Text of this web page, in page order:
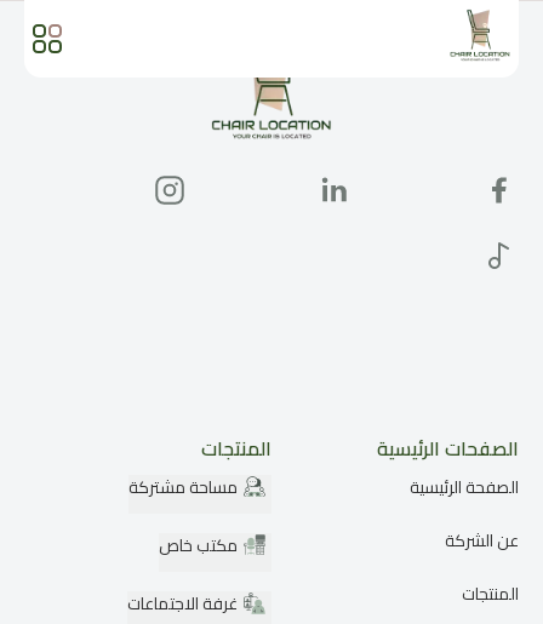
الصفحات الرئيسية
الصفحة الرئيسية
عن الشركة
المنتجات
المنتجات
مساحة مشتركة
مكتب خاص
غرفة الاجتماعات